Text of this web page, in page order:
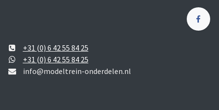
+31 (0) 6 42 55 84 25
+31 (0) 6 42 55 84 25
info@modeltrein-onderdelen.nl